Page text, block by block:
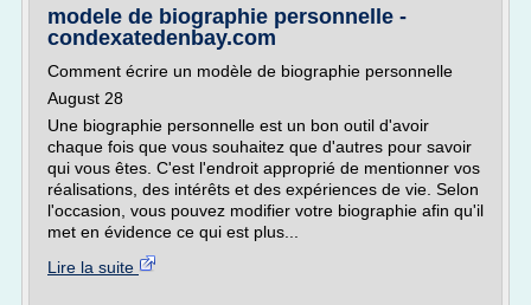
modele de biographie personnelle -
condexatedenbay.com
Comment écrire un modèle de biographie personnelle
August 28
Une biographie personnelle est un bon outil d'avoir
chaque fois que vous souhaitez que d'autres pour savoir
qui vous êtes. C'est l'endroit approprié de mentionner vos
réalisations, des intérêts et des expériences de vie. Selon
l'occasion, vous pouvez modifier votre biographie afin qu'il
met en évidence ce qui est plus...
Lire la suite